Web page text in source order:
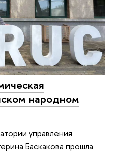
народном
управления
Баскакова прошла